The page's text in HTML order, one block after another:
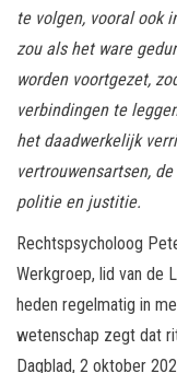
te volgen, vooral ook
zou als het ware
worden voortgezet,
verbindingen te
het daadwerkelijk
vertrouwensartsen,
politie en justitie.
Rechtspsycholoog
Werkgroep, lid van de
heden regelmatig in
wetenschap zegt dat
Dagblad, 2 oktober